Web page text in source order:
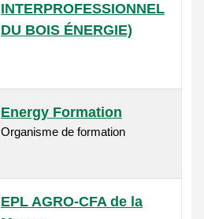
INTERPROFESSIONNEL
DU BOIS ÉNERGIE)
Energy Formation
Organisme de formation
EPL AGRO-CFA de la